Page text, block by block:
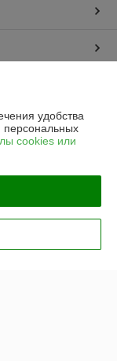
удобства
персональных
cookies или